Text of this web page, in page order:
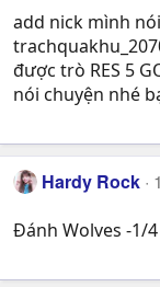
add nick mình
được trò RES 5
nói chuyện nhé
Hardy Rock
Đánh Wolves -1/